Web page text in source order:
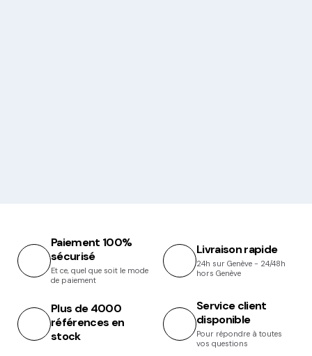
Paiement 100%
sécurisé
Et ce, quel que soit le mode
de paiement
Livraison rapide
24h sur Genève - 24/48h
hors Genève
Plus de 4000
références en
stock
Service client
disponible
Pour répondre à toutes
vos questions